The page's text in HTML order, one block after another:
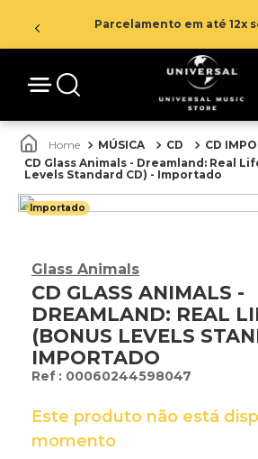
Parcelamento em até 12x
MÚSICA CD
CD
CD Glass Animals - Dreamland: Real
Levels Standard CD) - Importado
Importado
Glass Animals
CD GLASS ANIMALS -
DREAMLAND: REAL
(BONUS LEVELS
IMPORTADO
: 00060244598047
Este produto não está
momento